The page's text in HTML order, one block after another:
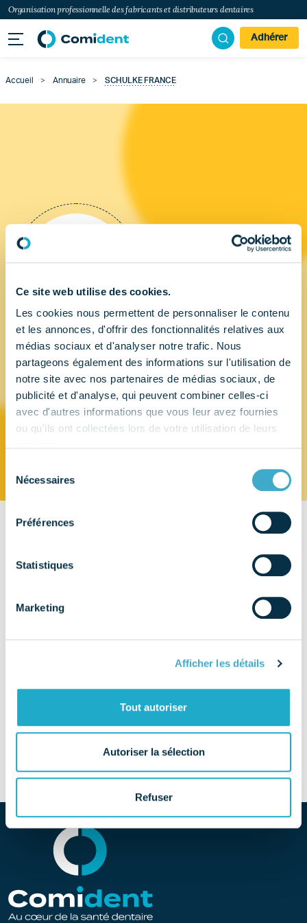
Ce site web utilise des cookies.
Les cookies nous permettent de personnaliser le contenu
et les annonces, d'offrir des fonctionnalités relatives aux
médias sociaux et d'analyser notre trafic. Nous
partageons également des informations sur l'utilisation de
notre site avec nos partenaires de médias sociaux, de
publicité et d'analyse, qui peuvent combiner celles-ci
avec d'autres informations que vous leur avez fournies
ou qu'ils ont collectées lors de votre utilisation de leurs
consentement
Nécessaires
Préférences
Statistiques
Marketing
Afficher les détails
Tout autoriser
Autoriser la sélection
Refuser
Organisation professionnelle des fabricants et distributeurs dentaires
Adhérer
Accueil > Annuaire > SCHULKE FRANCE
SCHULKE
FRANCE
Commerce de gros (commerce interentreprises)
Route des Varennes
ZI Sud – Secteur A
EMAIL
01 42 91 42 80 / 03 85 92 30 56